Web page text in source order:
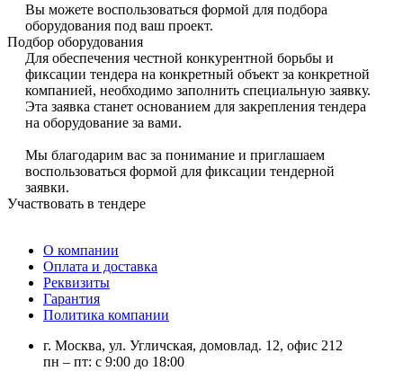
Вы можете воспользоваться формой для подбора
оборудования под ваш проект.
Подбор оборудования
Для обеспечения честной конкурентной борьбы и
фиксации тендера на конкретный объект за конкретной
компанией, необходимо заполнить специальную заявку.
Эта заявка станет основанием для закрепления тендера
на оборудование за вами.
Мы благодарим вас за понимание и приглашаем
воспользоваться формой для фиксации тендерной
заявки.
Участвовать в тендере
О компании
Оплата и доставка
Реквизиты
Гарантия
Политика компании
г. Москва, ул. Угличская, домовлад. 12, офис 212
пн – пт: с 9:00 до 18:00